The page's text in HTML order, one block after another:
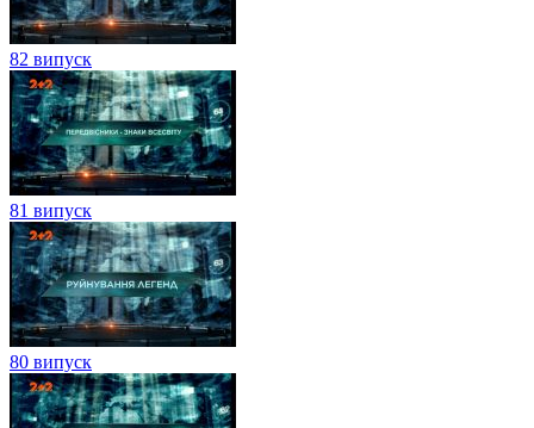
82 випуск
81 випуск
80 випуск